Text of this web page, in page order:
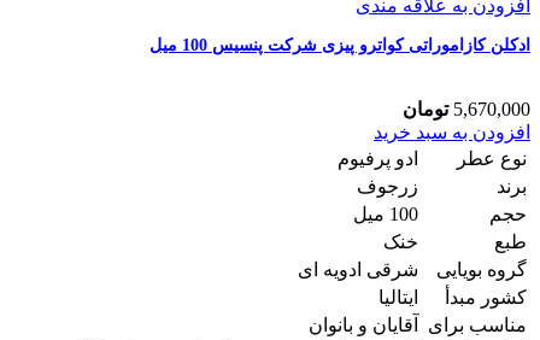
افزودن به علاقه مندی
ادکلن کازاموراتی کواترو پیزی شرکت پنسیس 100 میل
5,670,000 تومان
ادکلن
کازاموراتی
کواترو
پیزی
شرکت
پنسیس
100
میل
عدد
افزودن به سبد خرید
نوع عطر
ادو پرفیوم
برند
زرجوف
حجم
100 میل
طبع
خنک
گروه بویایی
شرقی ادویه ای
کشور مبدأ
ایتالیا
مناسب برای
آقایان و بانوان